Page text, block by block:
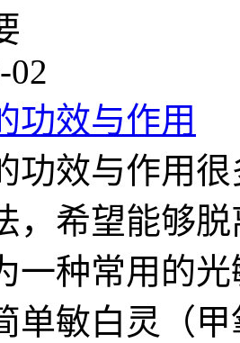
02
功效与作用
功效与作用
，希望能够
一种常用的
单敏白灵（